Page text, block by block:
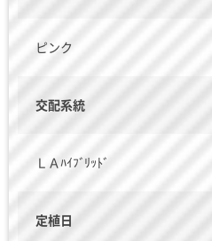
ピンク
交配系統
ＬＡﾊｲﾌﾞﾘｯﾄﾞ
定植日